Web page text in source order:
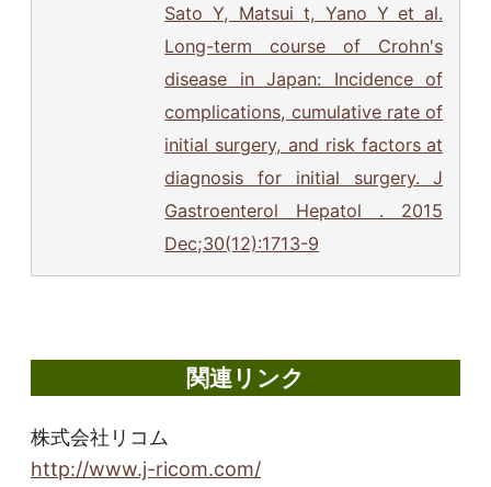
Sato Y, Matsui t, Yano Y et al.
Long-term course of Crohn's
disease in Japan: Incidence of
complications, cumulative rate of
initial surgery, and risk factors at
diagnosis for initial surgery. J
Gastroenterol Hepatol . 2015
Dec;30(12):1713-9
関連リンク
株式会社リコム
http://www.j-ricom.com/